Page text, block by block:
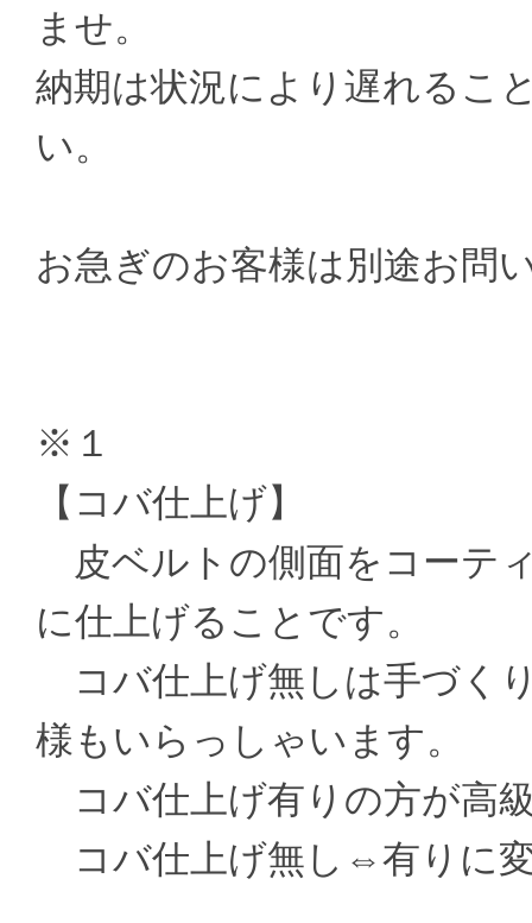
ませ。
納期は状況により遅れるこ
い。
お急ぎのお客様は別途お問
※１
【コバ仕上げ】
皮ベルトの側面をコーテ
に仕上げることです。
コバ仕上げ無しは手づく
様もいらっしゃいます。
コバ仕上げ有りの方が高
コバ仕上げ無し⇔有りに